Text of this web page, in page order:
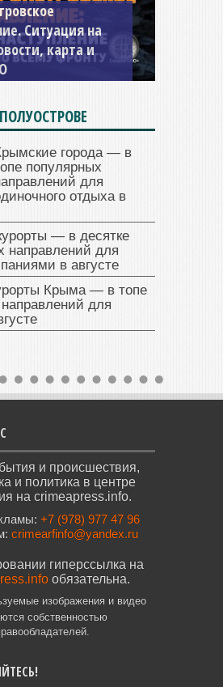
Ситуация на
карта и
города — в
популярных
для
отдыха в
— в десятке
направлений для
в августе
Крыма — в топе
для
и происшествия,
и политика в центре
на crimeapress.info.
+7 (978) 977 47 96
crimearfinfo@yandex.ru
гиперссылка на
обязательна.
изображения и видео
собственностью